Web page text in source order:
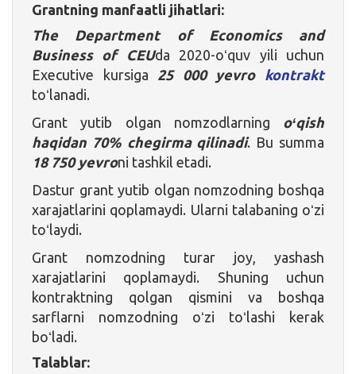
Grantning manfaatli jihatlari:
The Department of Economics and
Business of CEUda 2020-oʻquv yili uchun
Executive kursiga 25 000 yevro
kontrakt
toʻlanadi.
Grant yutib olgan nomzodlarning oʻqish
haqidan 70% chegirma qilinadi. Bu summa
18 750 yevroni tashkil etadi.
Dastur grant yutib olgan nomzodning boshqa
xarajatlarini qoplamaydi. Ularni talabaning oʻzi
toʻlaydi.
Grant nomzodning turar joy, yashash
xarajatlarini qoplamaydi. Shuning uchun
kontraktning qolgan qismini va boshqa
sarflarni nomzodning oʻzi toʻlashi kerak
boʻladi.
Talablar: